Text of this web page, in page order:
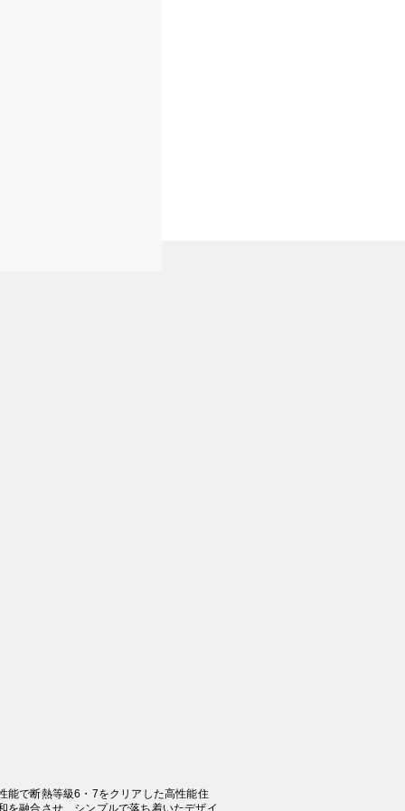
能で断熱等級6・7をクリアした高性能住
を融合させ、シンプルで落ち着いたデザイ